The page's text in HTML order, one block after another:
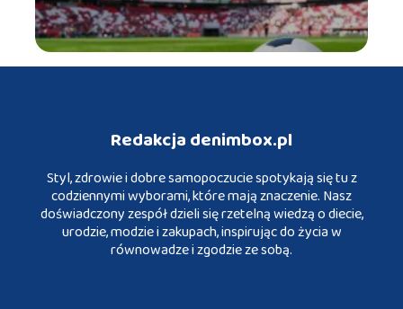
Redakcja denimbox.pl
Styl, zdrowie i dobre samopoczucie spotykają się tu z
codziennymi wyborami, które mają znaczenie. Nasz
doświadczony zespół dzieli się rzetelną wiedzą o diecie,
urodzie, modzie i zakupach, inspirując do życia w
równowadze i zgodzie ze sobą.